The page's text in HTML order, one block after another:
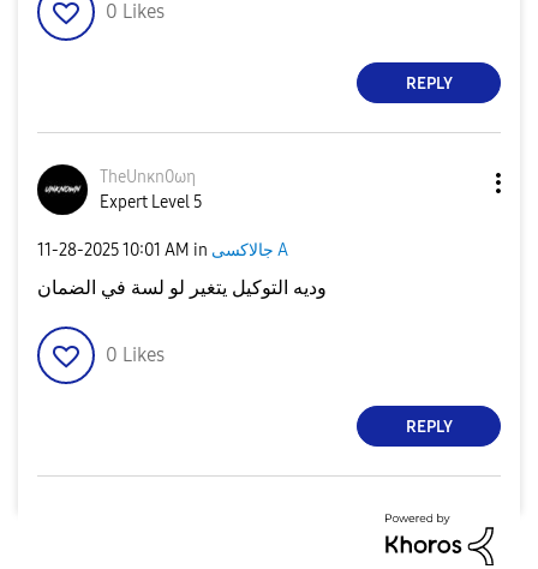
0 Likes
REPLY
TheUnκn0ωη
Expert Level 5
‎11-28-202510:01 AM in جالاكسى A
وديه التوكيل يتغير لو لسة في الضمان
0 Likes
REPLY